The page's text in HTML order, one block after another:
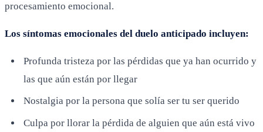
procesamiento emocional.
Los síntomas emocionales del duelo anticipado incluyen:
Profunda tristeza por las pérdidas que ya han ocurrido y
las que aún están por llegar
Nostalgia por la persona que solía ser tu ser querido
Culpa por llorar la pérdida de alguien que aún está vivo